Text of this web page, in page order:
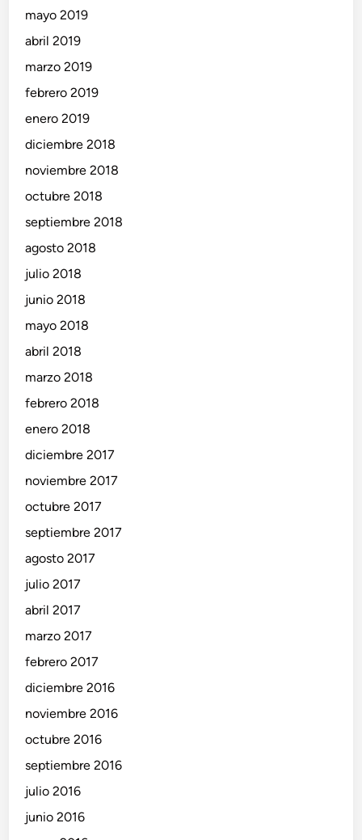
mayo 2019
abril 2019
marzo 2019
febrero 2019
enero 2019
diciembre 2018
noviembre 2018
octubre 2018
septiembre 2018
agosto 2018
julio 2018
junio 2018
mayo 2018
abril 2018
marzo 2018
febrero 2018
enero 2018
diciembre 2017
noviembre 2017
octubre 2017
septiembre 2017
agosto 2017
julio 2017
abril 2017
marzo 2017
febrero 2017
diciembre 2016
noviembre 2016
octubre 2016
septiembre 2016
julio 2016
junio 2016